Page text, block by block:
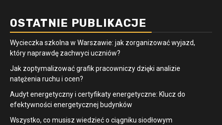
OSTATNIE PUBLIKACJE
Wycieczka szkolna w Warszawie: jak zorganizować wyjazd,
który naprawdę zachwyci uczniów?
Jak zoptymalizować grafik pracowniczy dzięki analizie
natężenia ruchu i ocen?
Audyt energetyczny i certyfikaty energetyczne: Klucz do
efektywności energetycznej budynków
Wszystko, co musisz wiedzieć o ciągniku siodłowym